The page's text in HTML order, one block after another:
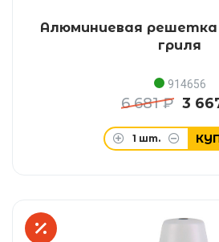
Алюминиевая решетка
гриля
914656
6 681 ₽ 3
1 шт.